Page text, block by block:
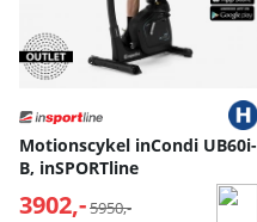
Motionscykel inCondi UB60i-
B, inSPORTline
3902,- Normalpris:
5950,-